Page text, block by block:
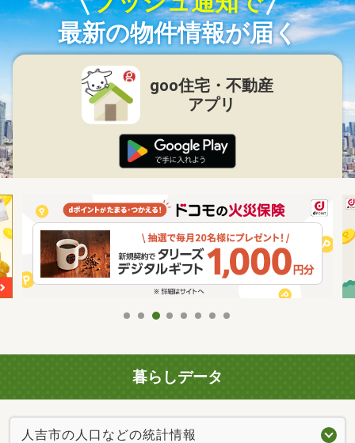
最新の物件情報が届く
goo住宅・不動産
アプリ
暮らしデータ
人吉市の人口などの統計情報